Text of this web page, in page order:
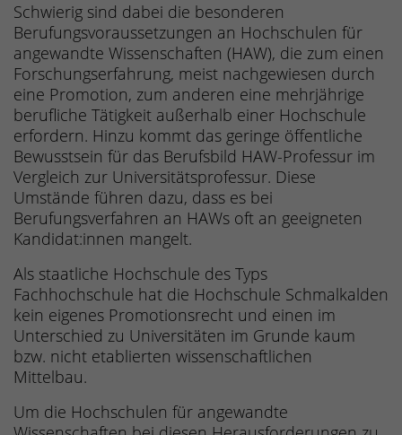
Schwierig sind dabei die besonderen
Berufungsvoraussetzungen an Hochschulen für
angewandte Wissenschaften (HAW), die zum einen
Forschungserfahrung, meist nachgewiesen durch
eine Promotion, zum anderen eine mehrjährige
berufliche Tätigkeit außerhalb einer Hochschule
erfordern. Hinzu kommt das geringe öffentliche
Bewusstsein für das Berufsbild HAW-Professur im
Vergleich zur Universitätsprofessur. Diese
Umstände führen dazu, dass es bei
Berufungsverfahren an HAWs oft an geeigneten
Kandidat:innen mangelt.
Als staatliche Hochschule des Typs
Fachhochschule hat die Hochschule Schmalkalden
kein eigenes Promotionsrecht und einen im
Unterschied zu Universitäten im Grunde kaum
bzw. nicht etablierten wissenschaftlichen
Mittelbau.
Um die Hochschulen für angewandte